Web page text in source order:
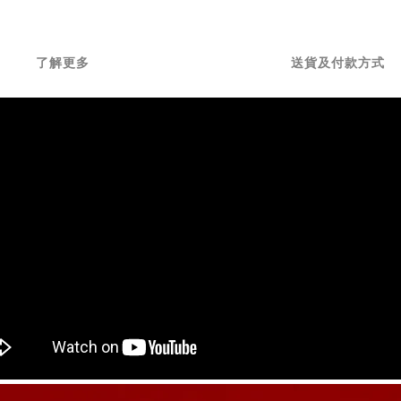
了解更多 送貨及付款方式